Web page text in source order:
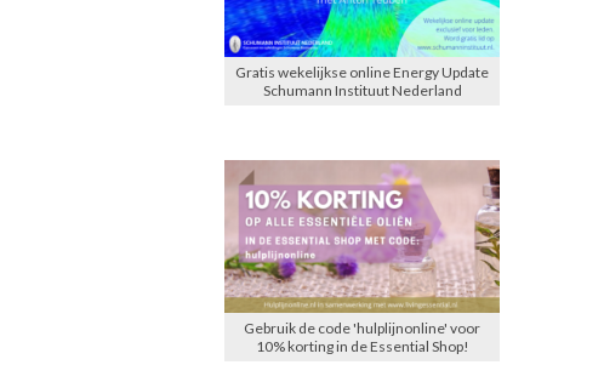
Gratis wekelijkse online Energy Update
Schumann Instituut Nederland
Gebruik de code 'hulplijnonline' voor
10% korting in de Essential Shop!